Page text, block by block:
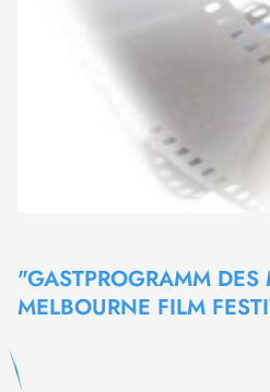
"GASTPROGRAMM
MELBOURNE FILM